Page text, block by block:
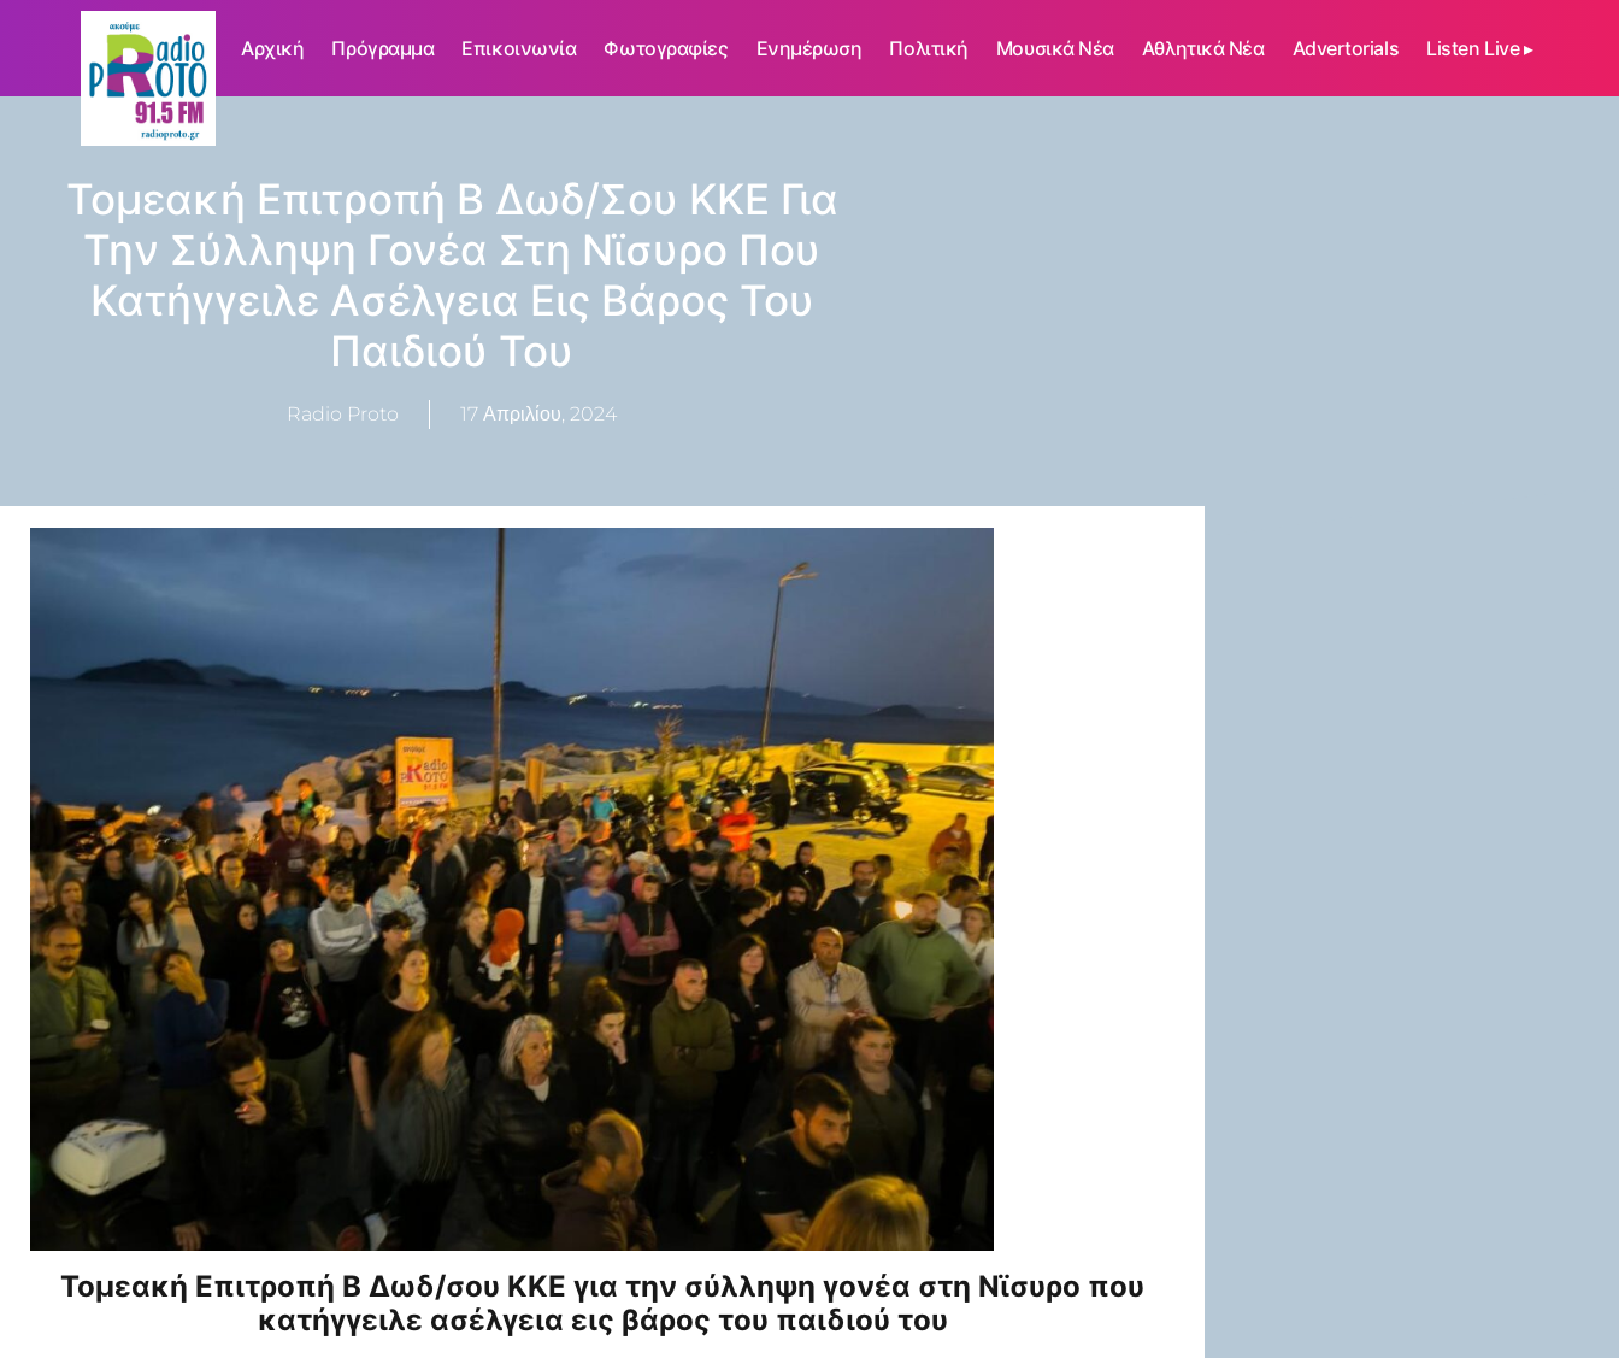
Αρχική Πρόγραμμα Επικοινωνία Φωτογραφίες Ενημέρωση Πολιτική Μουσικά Νέα Αθλητικά Νέα Advertorials Listen Live ▸
Τομεακή Επιτροπή Β Δωδ/σου ΚΚΕ Για
Την Σύλληψη Γονέα Στη Νϊσυρο Που
Κατήγγειλε Ασέλγεια Εις Βάρος Του
Παιδιού Του
Radio Proto 17 Απριλίου, 2024
Τομεακή Επιτροπή Β Δωδ/σου ΚΚΕ για την σύλληψη γονέα στη Νϊσυρο που
κατήγγειλε ασέλγεια εις βάρος του παιδιού του